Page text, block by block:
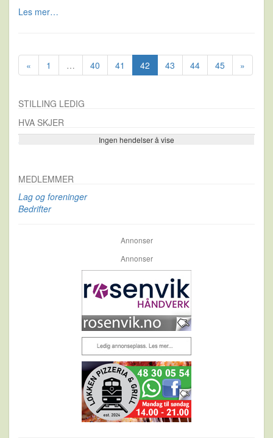
Les mer…
« 1 … 40 41 42 43 44 45 »
STILLING LEDIG
HVA SKJER
Ingen hendelser å vise
Se flere…
MEDLEMMER
Lag og foreninger
Bedrifter
Annonser
Annonser